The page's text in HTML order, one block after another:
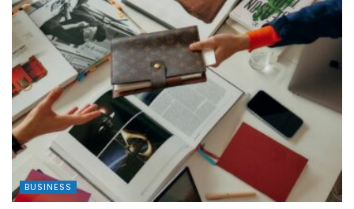
BUSINESS